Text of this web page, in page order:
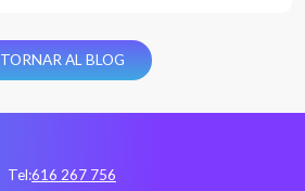
TORNAR AL BLOG
Tel:616 267 756